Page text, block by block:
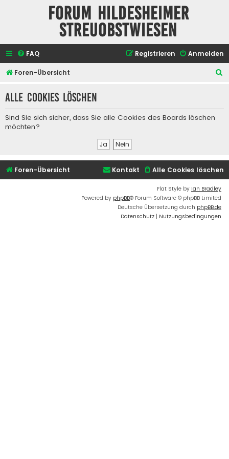
Forum Hildesheimer
Streuobstwiesen
FAQ Anmelden
Registrieren
Foren-Übersicht
h
Alle Cookies löschen
Sind Sie sich sicher, dass Sie alle Cookies des Boards löschen
möchten?
Foren-Übersicht Alle Cookies löschen
Kontakt
Flat Style by Ian Bradley
Powered by phpBB® Forum Software © phpBB Limited
Deutsche Übersetzung durch phpBB.de
Datenschutz | Nutzungsbedingungen